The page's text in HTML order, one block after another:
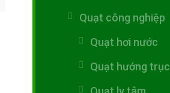
Quạt công nghiệp
Quạt hơi nước
Quạt hướng trục